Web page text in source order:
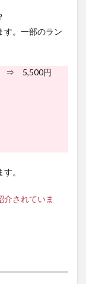
す。一部のラン
⇒ 5,500円
す。
介されていま